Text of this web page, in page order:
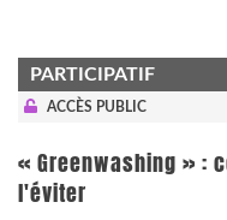
PARTICIPATIF
ACCÈS PUBLIC
« Greenwashing » :
l'éviter